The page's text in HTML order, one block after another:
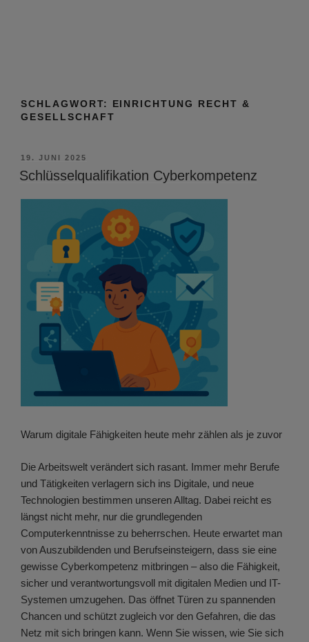
SCHLAGWORT: EINRICHTUNG RECHT &
GESELLSCHAFT
VERÖFFENTLICHT
AM
19. JUNI 2025
Schlüsselqualifikation Cyberkompetenz
Warum digitale Fähigkeiten heute mehr zählen als je zuvor
Die Arbeitswelt verändert sich rasant. Immer mehr Berufe
und Tätigkeiten verlagern sich ins Digitale, und neue
Technologien bestimmen unseren Alltag. Dabei reicht es
längst nicht mehr, nur die grundlegenden
Computerkenntnisse zu beherrschen. Heute erwartet man
von Auszubildenden und Berufseinsteigern, dass sie eine
gewisse Cyberkompetenz mitbringen – also die Fähigkeit,
sicher und verantwortungsvoll mit digitalen Medien und IT-
Systemen umzugehen. Das öffnet Türen zu spannenden
Chancen und schützt zugleich vor den Gefahren, die das
Netz mit sich bringen kann. Wenn Sie wissen, wie Sie sich